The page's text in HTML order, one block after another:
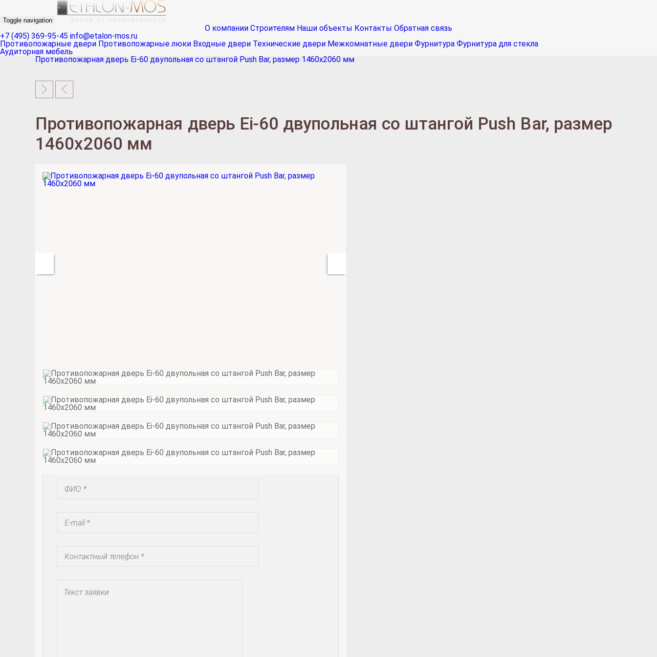
Toggle navigation
О компании Строителям Наши объекты Контакты Обратная связь
+7 (495) 369-95-45 info@etalon-mos.ru
Противопожарные двери Противопожарные люки Входные двери Технические двери Межкомнатные двери Фурнитура Фурнитура для стекла
Аудиторная мебель
Противопожарная дверь Ei-60 двупольная со штангой Push Bar, размер 1460х2060 мм
Противопожарная дверь Ei-60 двупольная со штангой Push Bar, размер
1460х2060 мм